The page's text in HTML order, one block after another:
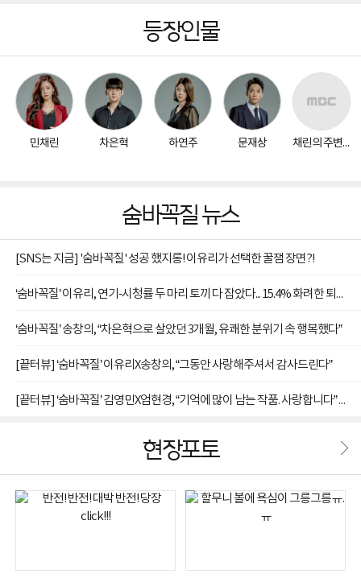
등장인물
민채린 차은혁 하연주 문재상 채린의 주변 인물
숨바꼭질 뉴스
[SNS는 지금] '숨바꼭질' 성공 했지롱! 이유리가 선택한 꿀잼 장면?!
‘숨바꼭질’ 이유리, 연기-시청률 두 마리 토끼 다 잡았다... 15.4% 화려한 퇴장
‘숨바꼭질’ 송창의, “차은혁으로 살았던 3개월, 유쾌한 분위기 속 행복했다”
[끝터뷰] ‘숨바꼭질’ 이유리X송창의, “그동안 사랑해주셔서 감사드린다”
[끝터뷰] ‘숨바꼭질’ 김영민X엄현경, “기억에 많이 남는 작품. 사랑합니다” 종영 소감
현장포토